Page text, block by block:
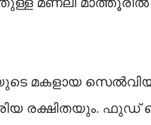
മകളായ
രക്ഷിതയും. ഫുഡ്